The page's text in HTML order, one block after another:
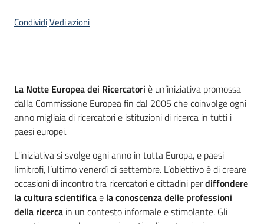
CondividiVedi azioni
Introduzione
La Notte Europea dei Ricercatori è un’iniziativa promossa
dalla Commissione Europea fin dal 2005 che coinvolge ogni
anno migliaia di ricercatori e istituzioni di ricerca in tutti i
paesi europei.
L'iniziativa si svolge ogni anno in tutta Europa, e paesi
limitrofi, l’ultimo venerdì di settembre. L’obiettivo è di creare
occasioni di incontro tra ricercatori e cittadini perdiffondere
la cultura scientificae la conoscenza delle professioni
della ricerca in un contesto informale e stimolante. Gli